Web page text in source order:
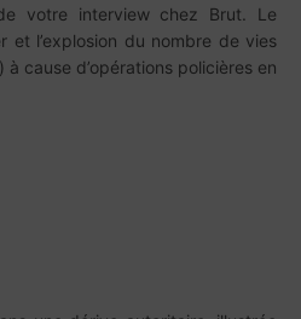
votre interview chez Brut. Le
et l’explosion du nombre de vies
cause d’opérations policières en